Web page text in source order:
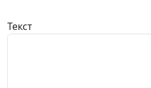
Текст